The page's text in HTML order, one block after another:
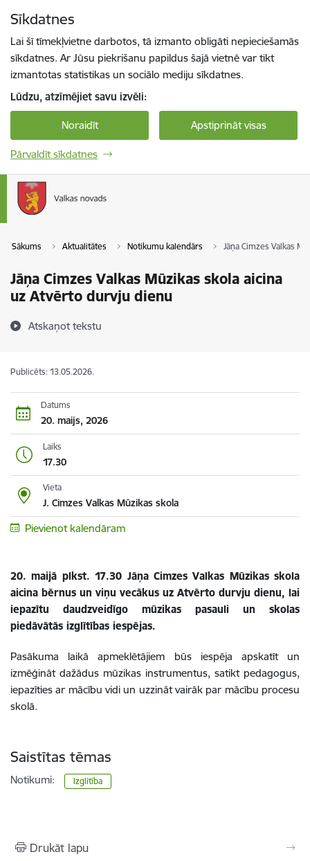
Sīkdatnes
Lai šī tīmekļvietne darbotos, tā izmanto obligāti nepieciešamās
sīkdatnes. Ar Jūsu piekrišanu papildus šajā vietnē var tikt
izmantotas statistikas un sociālo mediju sīkdatnes.
Lūdzu, atzīmējiet savu izvēli:
Noraidīt Apstiprināt visas
Pārvaldīt sīkdatnes
Sākums Aktualitātes Notikumu kalendārs Jāņa Cimzes Valkas
Jāņa Cimzes Valkas Mūzikas skola aicina
uz Atvērto durvju dienu
Atskaņot tekstu
Publicēts: 13.05.2026.
Datums
20. maijs, 2026
Laiks
17.30
Vieta
J. Cimzes Valkas Mūzikas skola
Pievienot kalendāram
20. maijā plkst. 17.30 Jāņa Cimzes Valkas Mūzikas skola
aicina bērnus un viņu vecākus uz Atvērto durvju dienu, lai
iepazītu daudzveidīgo mūzikas pasauli un skolas
piedāvātās izglītības iespējas.
Pasākuma laikā apmeklētājiem būs iespēja apskatīt un
izmēģināt dažādus mūzikas instrumentus, satikt pedagogus,
iepazīties ar mācību vidi un uzzināt vairāk par mācību procesu
skolā.
Saistītas tēmas
Notikumi: Izglītība
Drukāt lapu